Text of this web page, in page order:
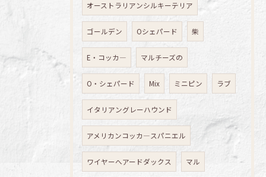
オーストラリアンシルキーテリア
ゴールデン Oシェパード 柴
E・コッカ― マルチーズの
O・シェパード Mix ミニピン ラブ
イタリアングレーハウンド
アメリカンコッカ―スパニエル
ワイヤーへアードダックス マル